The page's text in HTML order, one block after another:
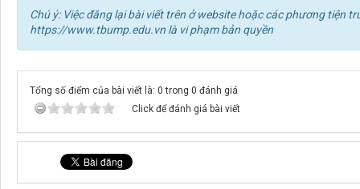
Chú ý: Việc đăng lại bài viết trên ở website hoặc các phương tiện
https://www.tbump.edu.vn là vi phạm bản quyền
Tổng số điểm của bài viết là: 0 trong 0 đánh giá
Click để đánh giá bài viết